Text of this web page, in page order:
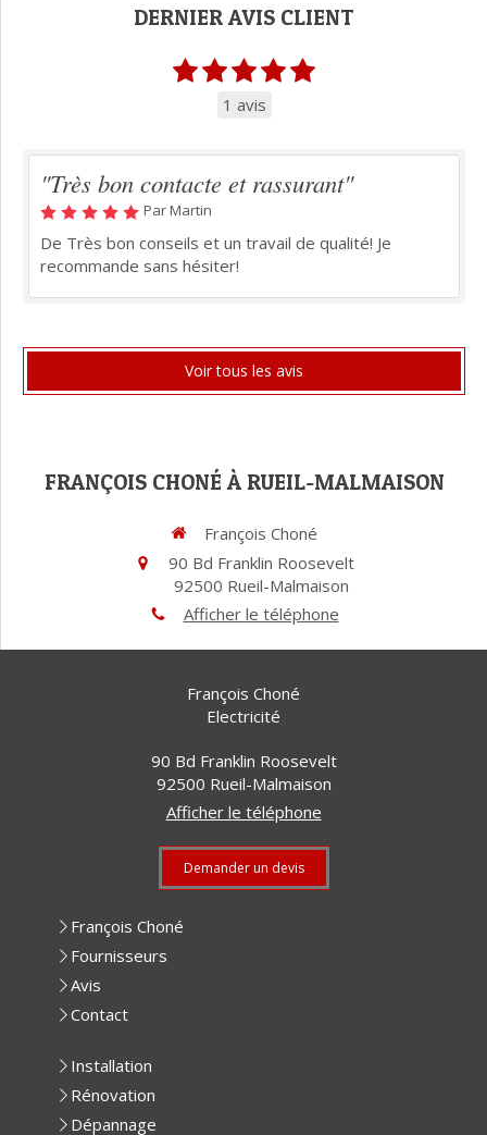
DERNIER AVIS CLIENT
1 avis
"Très bon contacte et rassurant"
Par Martin
De Très bon conseils et un travail de qualité! Je
recommande sans hésiter!
Voir tous les avis
FRANÇOIS CHONÉ À RUEIL-MALMAISON
François Choné
90 Bd Franklin Roosevelt
92500 Rueil-Malmaison
Afficher le téléphone
François Choné
Electricité
90 Bd Franklin Roosevelt
92500 Rueil-Malmaison
Afficher le téléphone
Demander un devis
François Choné
Fournisseurs
Avis
Contact
Installation
Rénovation
Dépannage